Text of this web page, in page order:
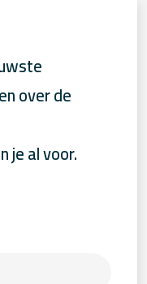
over de
je al voor.